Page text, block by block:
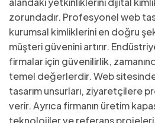
zorundadır. Profesyonel web
kurumsal kimliklerini en doğru
müşteri güvenini artırır.
firmalar için güvenilirlik,
temel değerlerdir. Web
tasarım unsurları, ziyaretçilere
verir. Ayrıca firmanın üretim
teknolojiler ve referans